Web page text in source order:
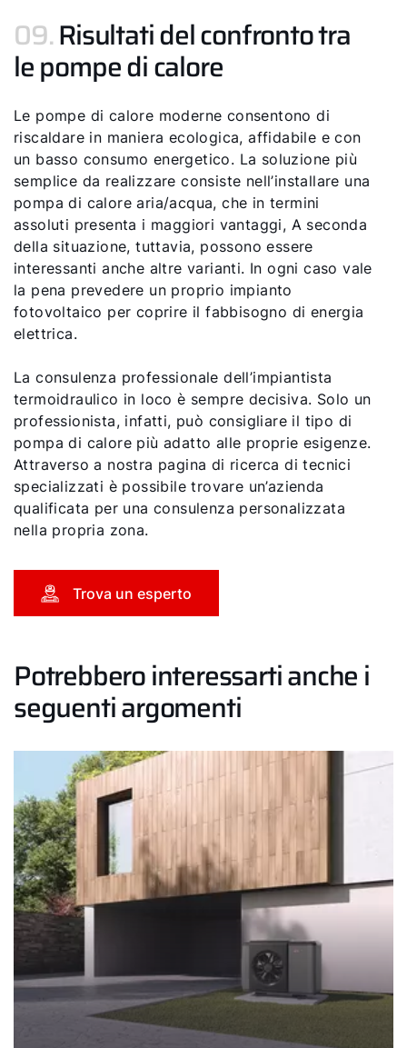
09.Risultati del confronto tra
le pompe di calore
Le pompe di calore moderne consentono di
riscaldare in maniera ecologica, affidabile e con
un basso consumo energetico. La soluzione più
semplice da realizzare consiste nell’installare una
pompa di calore aria/acqua, che in termini
assoluti presenta i maggiori vantaggi, A seconda
della situazione, tuttavia, possono essere
interessanti anche altre varianti. In ogni caso vale
la pena prevedere un proprio impianto
fotovoltaico per coprire il fabbisogno di energia
elettrica.
La consulenza professionale dell’impiantista
termoidraulico in loco è sempre decisiva. Solo un
professionista, infatti, può consigliare il tipo di
pompa di calore più adatto alle proprie esigenze.
Attraverso a nostra pagina di ricerca di tecnici
specializzati è possibile trovare un’azienda
qualificata per una consulenza personalizzata
nella propria zona.
Trova un esperto
Potrebbero interessarti anche i
seguenti argomenti